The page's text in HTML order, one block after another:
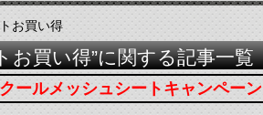
お買い得
お買い得”に関する記事一覧
ールメッシュシートキャンペーン